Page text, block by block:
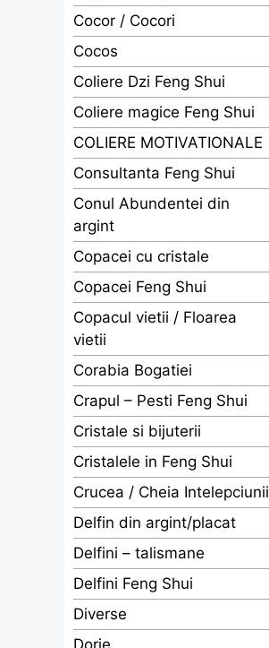
Cocor / Cocori
Cocos
Coliere Dzi Feng Shui
Coliere magice Feng Shui
COLIERE MOTIVATIONALE
Consultanta Feng Shui
Conul Abundentei din
argint
Copacei cu cristale
Copacei Feng Shui
Copacul vietii / Floarea
vietii
Corabia Bogatiei
Crapul – Pesti Feng Shui
Cristale si bijuterii
Cristalele in Feng Shui
Crucea / Cheia Intelepciunii
Delfin din argint/placat
Delfini – talismane
Delfini Feng Shui
Diverse
Dorje